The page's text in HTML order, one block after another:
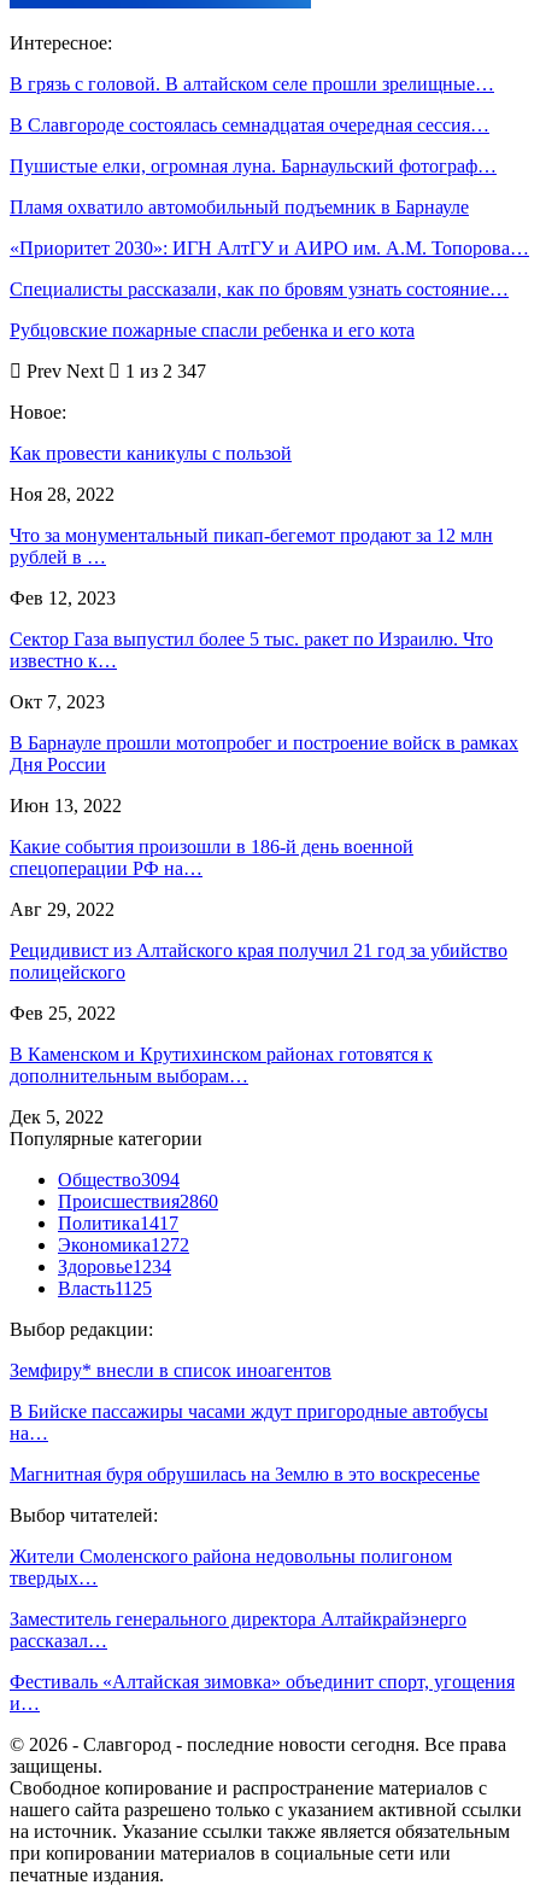
Интересное:
В грязь с головой. В алтайском селе прошли зрелищные…
В Славгороде состоялась семнадцатая очередная сессия…
Пушистые елки, огромная луна. Барнаульский фотограф…
Пламя охватило автомобильный подъемник в Барнауле
«Приоритет 2030»: ИГН АлтГУ и АИРО им. А.М. Топорова…
Специалисты рассказали, как по бровям узнать состояние…
Рубцовские пожарные спасли ребенка и его кота
Prev Next
1 из 2 347
Новое:
Как провести каникулы с пользой
Ноя 28, 2022
Что за монументальный пикап-бегемот продают за 12 млн
рублей в …
Фев 12, 2023
Сектор Газа выпустил более 5 тыс. ракет по Израилю. Что
известно к…
Окт 7, 2023
В Барнауле прошли мотопробег и построение войск в рамках
Дня России
Июн 13, 2022
Какие события произошли в 186-й день военной
спецоперации РФ на…
Авг 29, 2022
Рецидивист из Алтайского края получил 21 год за убийство
полицейского
Фев 25, 2022
В Каменском и Крутихинском районах готовятся к
дополнительным выборам…
Дек 5, 2022
Популярные категории
Общество3094
Происшествия2860
Политика1417
Экономика1272
Здоровье1234
Власть1125
Выбор редакции:
Земфиру* внесли в список иноагентов
В Бийске пассажиры часами ждут пригородные автобусы
на…
Магнитная буря обрушилась на Землю в это воскресенье
Выбор читателей:
Жители Смоленского района недовольны полигоном
твердых…
Заместитель генерального директора Алтайкрайэнерго
рассказал…
Фестиваль «Алтайская зимовка» объединит спорт, угощения
и…
© 2026 - Славгород - последние новости сегодня. Все права
защищены.
Свободное копирование и распространение материалов с
нашего сайта разрешено только с указанием активной ссылки
на источник. Указание ссылки также является обязательным
при копировании материалов в социальные сети или
печатные издания.